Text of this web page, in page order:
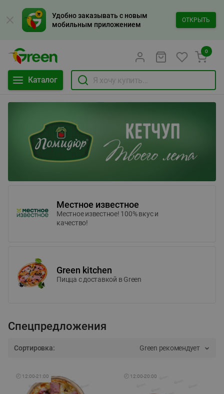
Удобно заказывать с новым
мобильным приложением
ОТКРЫТЬ
Каталог
0
Местное известное
Местное известное! 100% вкус и
качество!
Green kitchen
Пицца c доставкой в Green
Спецпредложения
Сортировка: Green рекомендует
🕘 12:00-21:00 🕘 12:00-20:00